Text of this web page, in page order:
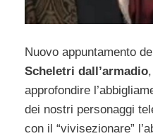
Nuovo appuntamento
Scheletri dall’armadio
approfondire
dei nostri personaggi
con il “vivisezionare”